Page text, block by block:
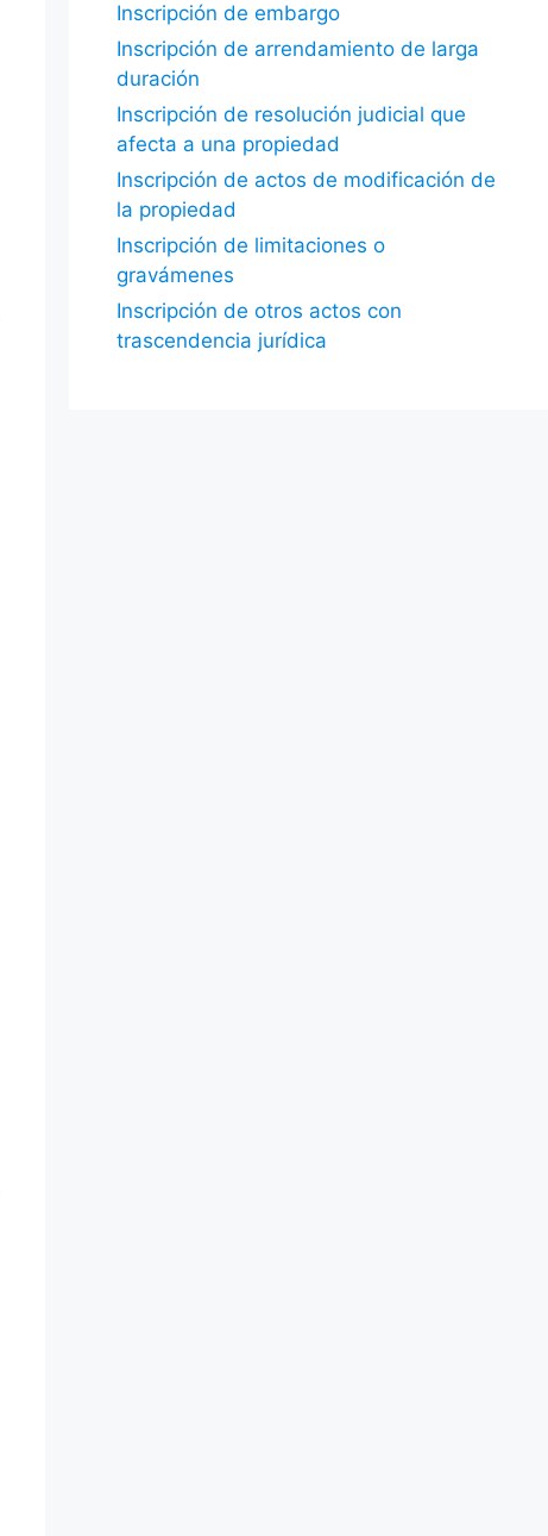
Inscripción de embargo
Inscripción de arrendamiento de larga
duración
Inscripción de resolución judicial que
afecta a una propiedad
Inscripción de actos de modificación de
la propiedad
Inscripción de limitaciones o
gravámenes
Inscripción de otros actos con
trascendencia jurídica